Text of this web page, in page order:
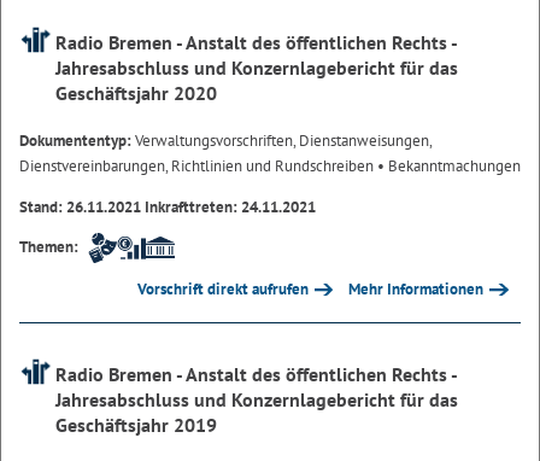
Radio Bremen - Anstalt des öffentlichen Rechts -
Jahresabschluss und Konzernlagebericht für das
Geschäftsjahr 2020
Dokumententyp:Verwaltungsvorschriften, Dienstanweisungen,
Dienstvereinbarungen, Richtlinien und Rundschreiben • Bekanntmachungen
Stand: 26.11.2021 Inkrafttreten: 24.11.2021
Themen:
Vorschrift direkt aufrufen Mehr Informationen
Radio Bremen - Anstalt des öffentlichen Rechts -
Jahresabschluss und Konzernlagebericht für das
Geschäftsjahr 2019